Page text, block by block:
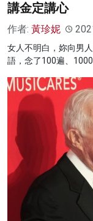
講金定講心
作者: 黃珍妮
女人不明白，妳向男
語，念了100遍、